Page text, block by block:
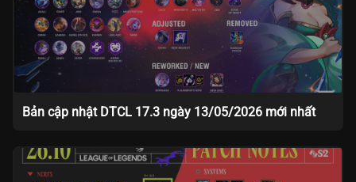
Bản cập nhật DTCL 17.3 ngày 13/05/2026 mới nhất